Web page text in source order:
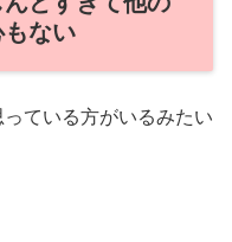
ない
ている方がいるみたい